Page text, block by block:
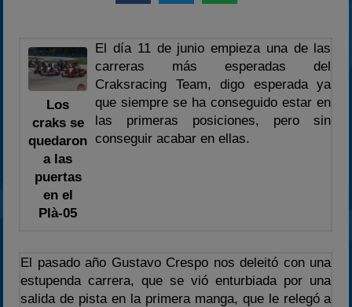
2022
2023
Los
craks se
quedaron
a las
puertas
en el
Plà-05
El día 11 de junio empieza una de las
carreras más esperadas del
Craksracing Team, digo esperada ya
que siempre se ha conseguido estar en
las primeras posiciones, pero sin
conseguir acabar en ellas.
El pasado año Gustavo Crespo nos deleitó con una
estupenda carrera, que se vió enturbiada por una
salida de pista en la primera manga, que le relegó a